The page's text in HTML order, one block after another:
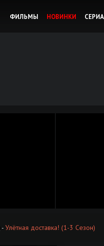
ФИЛЬМЫ НОВИНКИ
- Улётная доставка! (1-3 Сезон)